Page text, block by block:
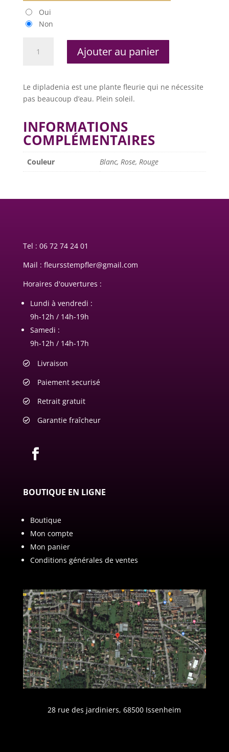
Oui
Non
Ajouter au panier
Le dipladenia est une plante fleurie qui ne nécessite
pas beaucoup d’eau. Plein soleil.
INFORMATIONS
COMPLÉMENTAIRES
Couleur Blanc, Rose, Rouge
Tel : 06 72 74 24 01
Mail : fleursstempfler@gmail.com
Horaires d'ouvertures :
Lundi à vendredi :
9h-12h / 14h-19h
Samedi :
9h-12h / 14h-17h
Livraison
Paiement securisé
Retrait gratuit
Garantie fraîcheur
BOUTIQUE EN LIGNE
Boutique
Mon compte
Mon panier
Conditions générales de ventes
28 rue des jardiniers, 68500 Issenheim